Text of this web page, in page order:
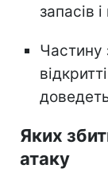
запасів
Частину
Яких
атаку